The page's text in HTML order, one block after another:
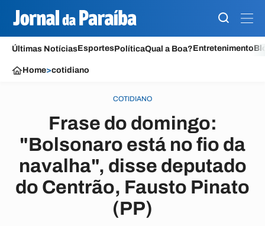
Últimas NotíciasEsportesPolíticaQual a Boa?Entretenimento
Home>cotidiano
COTIDIANO
Frase do domingo:
"Bolsonaro está no fio da
navalha", disse deputado
do Centrão, Fausto Pinato
(PP)